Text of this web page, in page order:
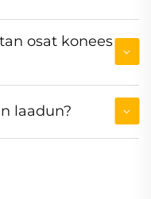
osat konees
laadun?